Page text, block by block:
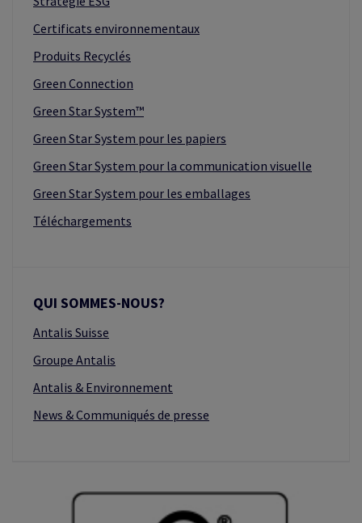
Certificats environnementaux
Produits Recyclés
Green Connection
Green Star System™
Green Star System pour les papiers
Green Star System pour la communication visuelle
Green Star System pour les emballages
Téléchargements
QUI SOMMES-NOUS?
Antalis Suisse
Groupe Antalis
Antalis & Environnement
News & Communiqués de presse